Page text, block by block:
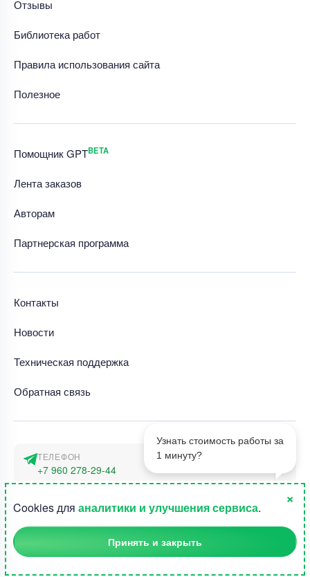
1
Узнать стоимость работы за
1 минуту?
Отзывы
Библиотека работ
Правила использования сайта
Полезное
Помощник GPTBETA
Лента заказов
Авторам
Партнерская программа
Контакты
Новости
Техническая поддержка
Обратная связь
ТЕЛЕФОН
+7 960 278-29-44
г. Москва, наб. Тараса Шевченко 23а
©2015-2026, Студландия -
Cookies для аналитики и улучшения сервиса.
×
Принять и закрыть